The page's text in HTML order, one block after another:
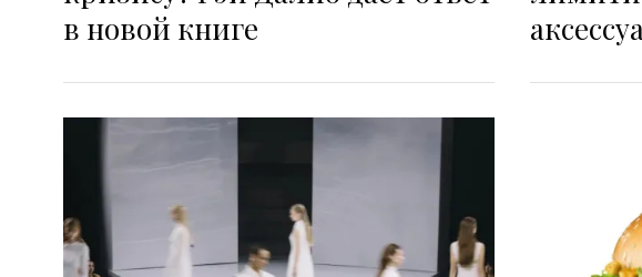
в новой книге